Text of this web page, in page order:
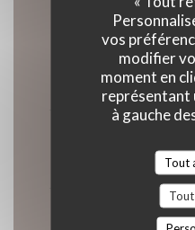
vos
modifier
moment en
représentant
à gauche
Tout